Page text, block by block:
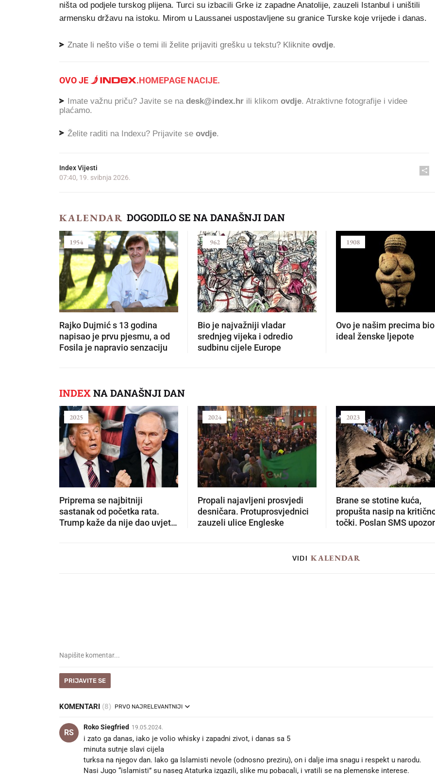
ništa od podjele turskog plijena. Turci su izbacili Grke iz zapadne Anatolije, zauzeli Istanbul i uništili
armensku državu na istoku. Mirom u Laussanei uspostavljene su granice Turske koje vrijede i danas.
Znate li nešto više o temi ili želite prijaviti grešku u tekstu? Kliknite ovdje.
OVO JE .HOMEPAGE NACIJE.
Imate važnu priču? Javite se na desk@index.hr ili klikom ovdje. Atraktivne fotografije i videe
plaćamo.
Želite raditi na Indexu? Prijavite se ovdje.
Index Vijesti
07:40, 19. svibnja 2026.
KALENDAR DOGODILO SE NA DANAŠNJI DAN
Rajko Dujmić s 13 godina
napisao je prvu pjesmu, a od
Fosila je napravio senzaciju
1954
Bio je najvažniji vladar
srednjeg vijeka i odredio
sudbinu cijele Europe
962
Ovo je našim precima bio
ideal ženske ljepote
1908
INDEXNA DANAŠNJI DAN
Priprema se najbitniji
sastanak od početka rata.
Trump kaže da nije dao uvjet
2025
Propali najavljeni prosvjedi
desničara. Protuprosvjednici
zauzeli ulice Engleske
2024
Brane se stotine kuća,
propušta nasip na
točki. Poslan SMS
2023
VIDI KALENDAR
PRIJAVITE SE
KOMENTARI (8) PRVO NAJRELEVANTNIJI
RS
Roko Siegfried 19.05.2024.
i zato ga danas, iako je volio whisky i zapadni zivot, i danas sa 5
minuta sutnje slavi cijela
turksa na njegov dan. Iako ga Islamisti nevole (odnosno preziru), on i dalje ima snagu i respekt u narodu.
Nasi Jugo “islamisti” su naseg Ataturka izgazili, slike mu pobacali, i vratili se na plemenske interese.